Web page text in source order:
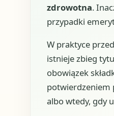
zdrowotna.
przypadki
W praktyce
istnieje zbieg
obowiązek
potwierdzeniem
albo wtedy, gdy